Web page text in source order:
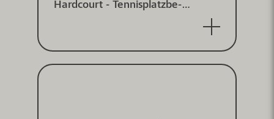
Hardcourt - Tennis­platz­be­
schichtungs­system für indoor und